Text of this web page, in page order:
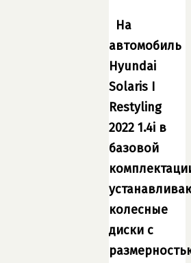
На
автомобиль
Hyundai
Solaris I
Restyling
2022 1.4i в
базовой
колесные
диски с